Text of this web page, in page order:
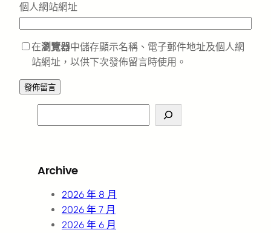
個人網站網址
在瀏覽器中儲存顯示名稱、電子郵件地址及個人網
站網址，以供下次發佈留言時使用。
e
c
Archive
2026 年 8 月
2026 年 7 月
2026 年 6 月